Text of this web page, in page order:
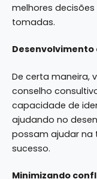
melhores
tomadas.
De certa maneira,
conselho
capacidade de
ajudando no
possam ajudar
sucesso.
Minimizando